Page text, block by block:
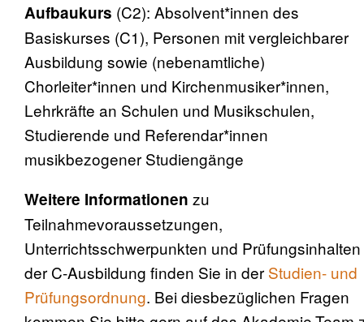
Aufbaukurs (C2): Absolvent*innen des
Basiskurses (C1), Personen mit vergleichbarer
Ausbildung sowie (nebenamtliche)
Chorleiter*innen und Kirchenmusiker*innen,
Lehrkräfte an Schulen und Musikschulen,
Studierende und Referendar*innen
musikbezogener Studiengänge
Weitere Informationen zu
Teilnahmevoraussetzungen,
Unterrichtsschwerpunkten und Prüfungsinhalten
der C-Ausbildung finden Sie in der Studien- und
Prüfungsordnung. Bei diesbezüglichen Fragen